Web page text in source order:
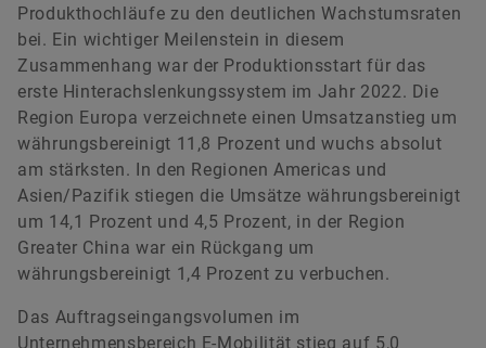
Produkthochläufe zu den deutlichen Wachstumsraten
bei. Ein wichtiger Meilenstein in diesem
Zusammenhang war der Produktionsstart für das
erste Hinterachslenkungssystem im Jahr 2022. Die
Region Europa verzeichnete einen Umsatzanstieg um
währungsbereinigt 11,8 Prozent und wuchs absolut
am stärksten. In den Regionen Americas und
Asien/Pazifik stiegen die Umsätze währungsbereinigt
um 14,1 Prozent und 4,5 Prozent, in der Region
Greater China war ein Rückgang um
währungsbereinigt 1,4 Prozent zu verbuchen.
Das Auftragseingangsvolumen im
Unternehmensbereich E-Mobilität stieg auf 5,0